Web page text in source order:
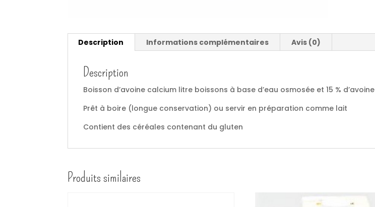
Description Informations complémentaires Avis (0)
Description
Boisson d’avoine calcium litre boissons à base d’eau osmosée et 15 % d’avoine
Prêt à boire (longue conservation) ou servir en préparation comme lait
Contient des céréales contenant du gluten
Produits similaires